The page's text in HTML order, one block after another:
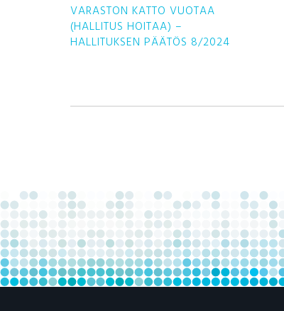
VARASTON KATTO VUOTAA
(HALLITUS HOITAA) –
HALLITUKSEN PÄÄTÖS 8/2024